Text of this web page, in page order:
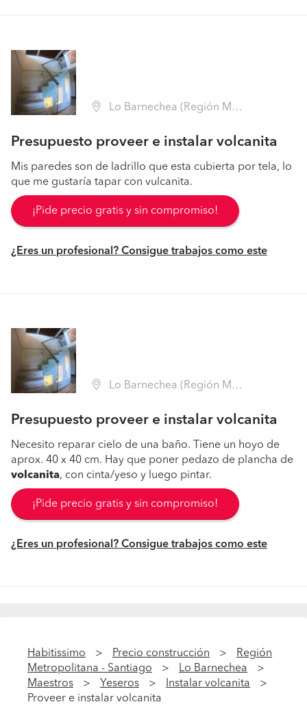
Lo Barnechea (Región Metropolitana - Santiago)
Presupuesto proveer e instalar volcanita
Mis paredes son de ladrillo que esta cubierta por tela, lo
que me gustaría tapar con vulcanita.
¡Pide precio gratis y sin compromiso!
¿Eres un profesional? Consigue trabajos como este
Lo Barnechea (Región Metropolitana - Santiago)
Presupuesto proveer e instalar volcanita
Necesito reparar cielo de una baño. Tiene un hoyo de
aprox. 40 x 40 cm. Hay que poner pedazo de plancha de
volcanita, con cinta/yeso y luego pintar.
¡Pide precio gratis y sin compromiso!
¿Eres un profesional? Consigue trabajos como este
Habitissimo Precio construcción
Región
Metropolitana - Santiago
Lo Barnechea
Maestros
Yeseros
Instalar volcanita
Proveer e instalar volcanita